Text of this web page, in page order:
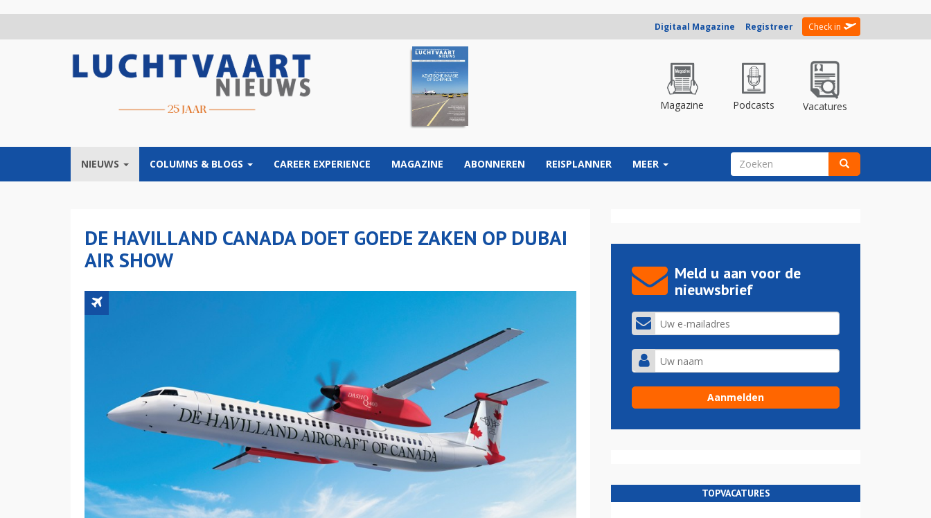
Digitaal Magazine Registreer Check in
Magazine Podcasts Vacatures
NIEUWS COLUMNS & BLOGS CAREER EXPERIENCE MAGAZINE ABONNEREN REISPLANNER MEER ZOEKVELD
DE HAVILLAND CANADA DOET GOEDE ZAKEN OP DUBAI
AIR SHOW
Meld u aan voor de
nieuwsbrief
TOPVACATURES